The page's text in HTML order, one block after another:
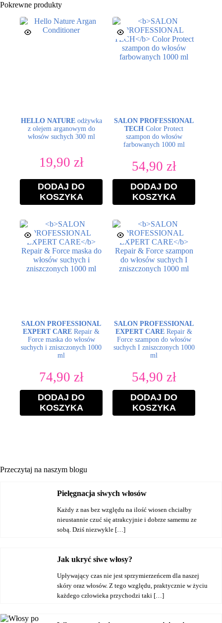
Pokrewne produkty
HELLO NATUREodżywka
z olejem arganowym do
włosów suchych 300 ml
19,90 zł
DODAJ DO
KOSZYKA
SALON PROFESSIONAL
TECH Color Protect
szampon do włosów
farbowanych 1000 ml
54,90 zł
DODAJ DO
KOSZYKA
SALON PROFESSIONAL
EXPERT CARE Repair &
Force maska do włosów
suchych i zniszczonych 1000
ml
74,90 zł
DODAJ DO
KOSZYKA
SALON PROFESSIONAL
EXPERT CARE Repair &
Force szampon do włosów
suchych I zniszczonych 1000
ml
54,90 zł
DODAJ DO
KOSZYKA
Przeczytaj na naszym blogu
Pielęgnacja siwych włosów
Każdy z nas bez względu na ilość wiosen chciałby
nieustannie czuć się atrakcyjnie i dobrze samemu ze
sobą. Dziś niezwykle […]
Jak ukryć siwe włosy?
Upływający czas nie jest sprzymierzeńcem dla naszej
skóry oraz włosów. Z tego względu, praktycznie w życiu
każdego człowieka przychodzi taki […]